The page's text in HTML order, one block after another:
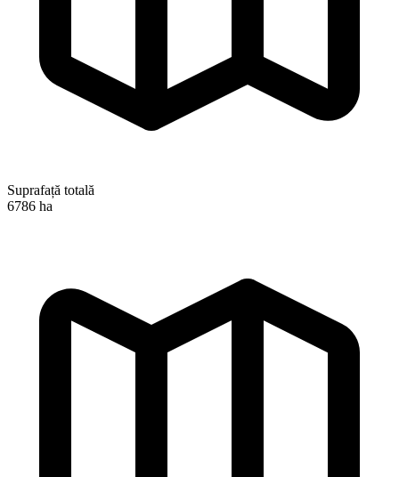
Suprafață totală
6786 ha